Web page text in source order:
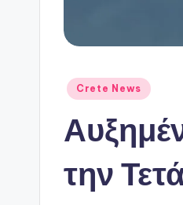
Αναρτήθηκε
Crete News
την